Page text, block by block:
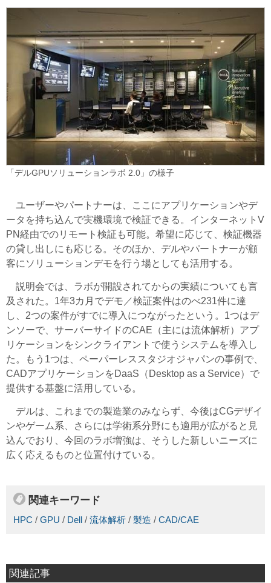
「デルGPUソリューションラボ 2.0」の様子
ユーザーやパートナーは、ここにアプリケーションやデ
ータを持ち込んで実機環境で検証できる。インターネットV
PN経由でのリモート検証も可能。希望に応じて、検証機器
の貸し出しにも応じる。そのほか、デルやパートナーが顧
客にソリューションデモを行う場としても活用する。
説明会では、ラボが開設されてからの実績についても言
及された。1年3カ月でデモ／検証案件はのべ231件に達
し、2つの案件がすでに導入につながったという。1つはデ
ンソーで、サーバーサイドのCAE（主には流体解析）アプ
リケーションをシンクライアントで使うシステムを導入し
た。もう1つは、ペーパーレススタジオジャパンの事例で、
CADアプリケーションをDaaS（Desktop as a Service）で
提供する基盤に活用している。
デルは、これまでの製造業のみならず、今後はCGデザイ
ンやゲーム系、さらには学術系分野にも適用が広がると見
込んでおり、今回のラボ増強は、そうした新しいニーズに
広く応えるものと位置付けている。
関連キーワード
HPC / GPU / Dell / 流体解析 / 製造 / CAD/CAE
関連記事